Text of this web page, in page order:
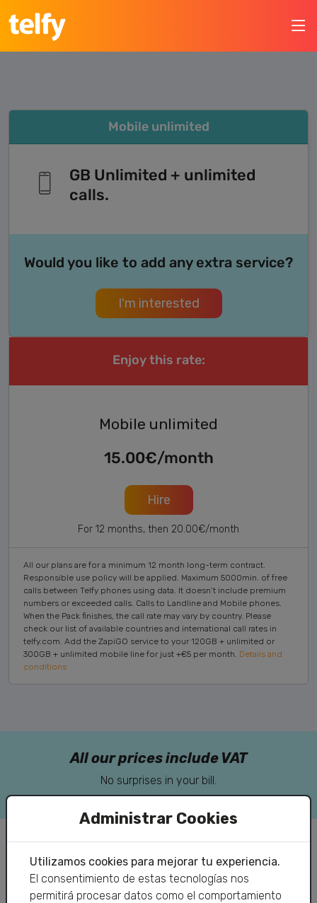
Administrar Cookies
Utilizamos cookies para mejorar tu experiencia.
El consentimiento de estas tecnologías nos
permitirá procesar datos como el comportamiento
Mobile unlimited
GB Unlimited + unlimited
calls.
Would you like to add any extra service?
I'm interested
Enjoy this rate:
Mobile unlimited
15.00€/month
Hire
For 12 months, then 20.00€/month
All our plans are for a minimum 12 month long-term contract.
Responsible use policy will be applied. Maximum 5000min. of free
calls between Telfy phones using data. It doesn’t include premium
numbers or exceeded calls. Calls to Landline and Mobile phones.
When the Pack finishes, the call rate may vary by country. Please
check our list of available countries and international call rates in
telfy.com. Add the ZapiGO service to your 120GB + unlimited or
300GB + unlimited mobile line for just +€5 per month. Details and
conditions
All our prices include VAT
No surprises in your bill.